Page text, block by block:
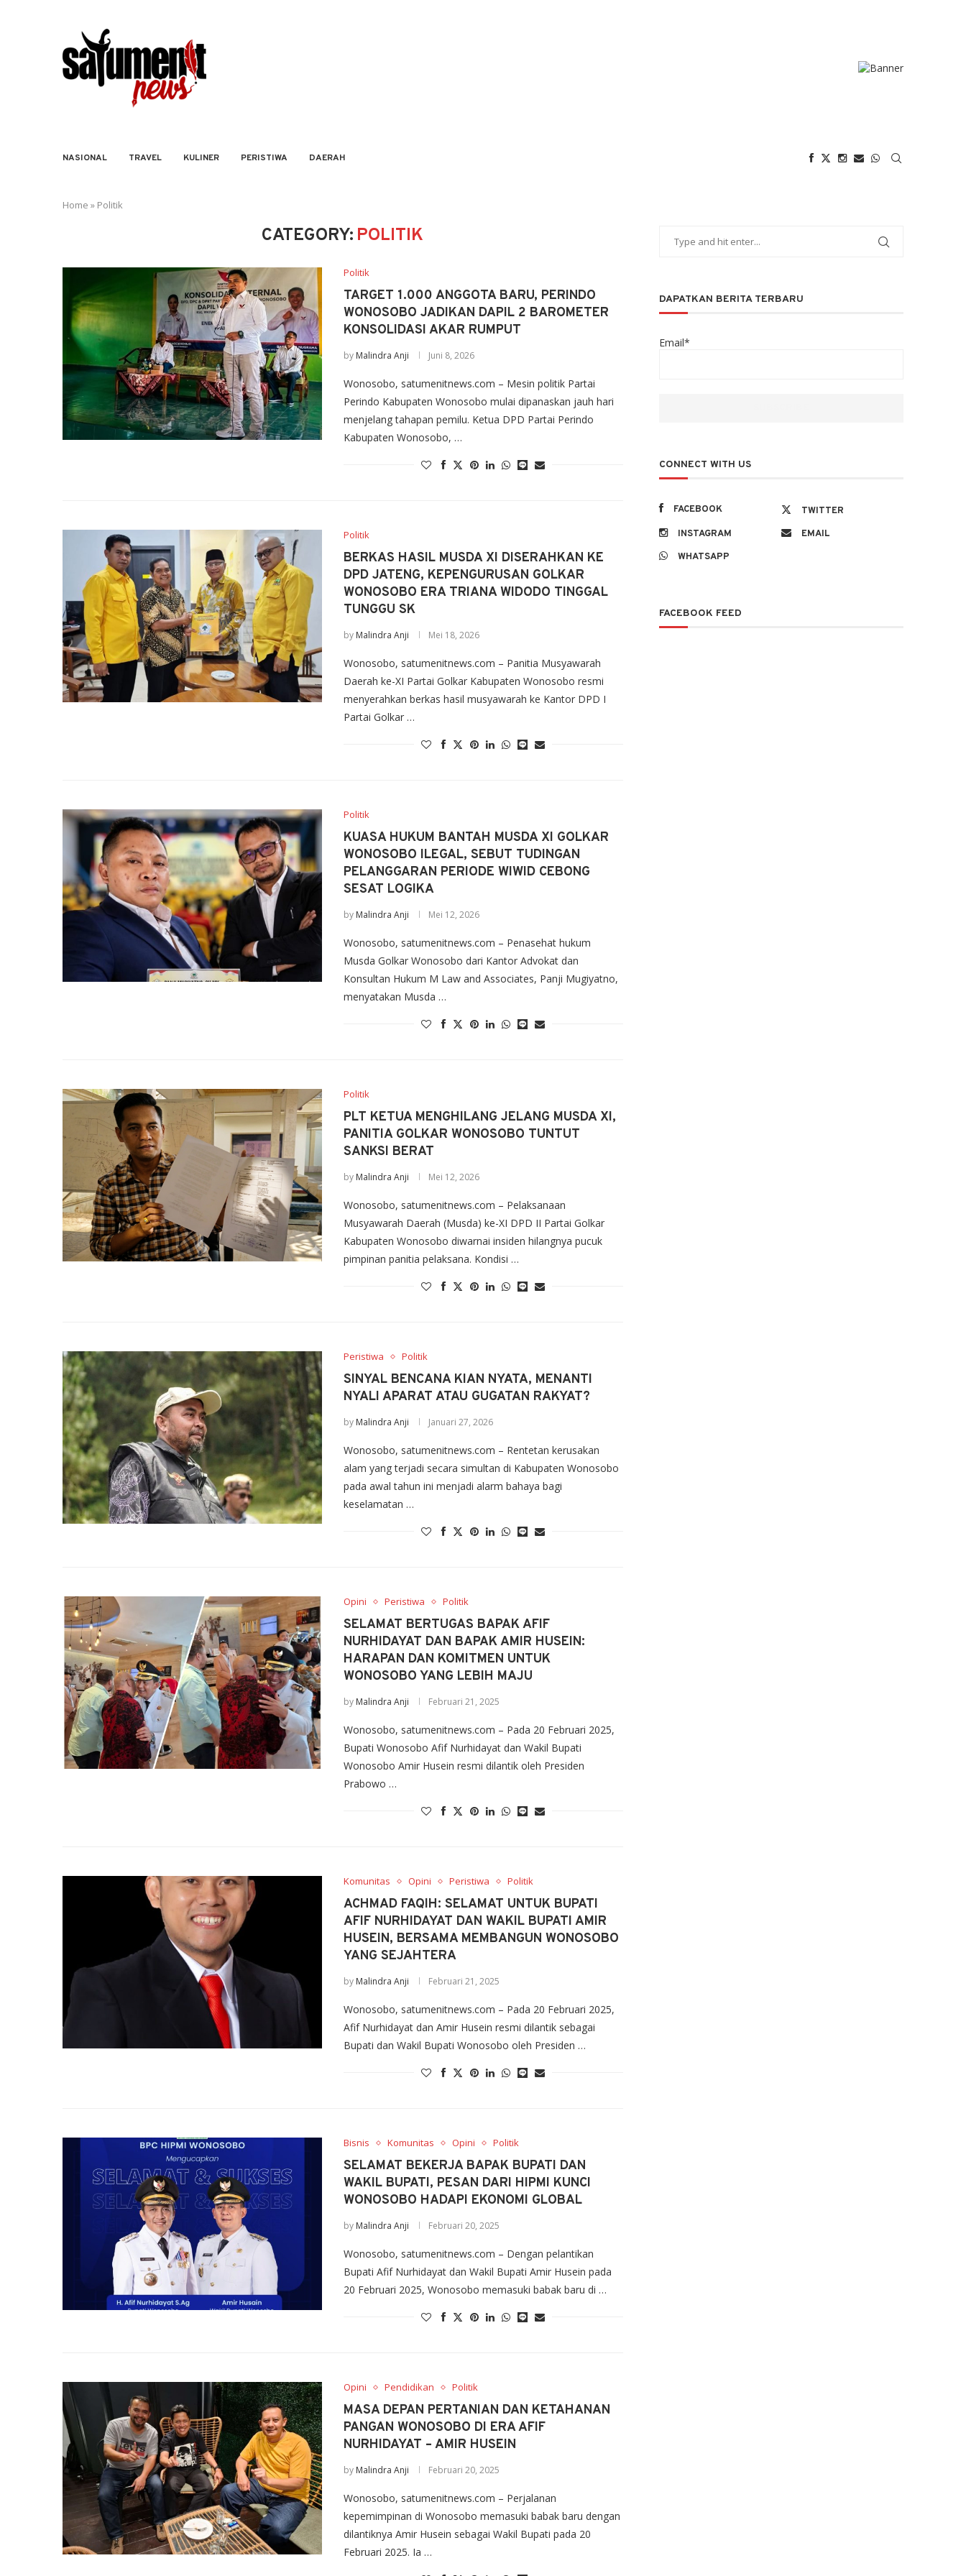
NASIONAL TRAVEL KULINER PERISTIWA DAERAH
Home » Politik
CATEGORY: POLITIK
Politik
TARGET 1.000 ANGGOTA BARU, PERINDO
WONOSOBO JADIKAN DAPIL 2 BAROMETER
KONSOLIDASI AKAR RUMPUT
by Malindra Anji Juni 8, 2026
Wonosobo, satumenitnews.com – Mesin politik Partai
Perindo Kabupaten Wonosobo mulai dipanaskan jauh hari
menjelang tahapan pemilu. Ketua DPD Partai Perindo
Kabupaten Wonosobo, …
Politik
BERKAS HASIL MUSDA XI DISERAHKAN KE
DPD JATENG, KEPENGURUSAN GOLKAR
WONOSOBO ERA TRIANA WIDODO TINGGAL
TUNGGU SK
by Malindra Anji Mei 18, 2026
Wonosobo, satumenitnews.com – Panitia Musyawarah
Daerah ke-XI Partai Golkar Kabupaten Wonosobo resmi
menyerahkan berkas hasil musyawarah ke Kantor DPD I
Partai Golkar …
Politik
KUASA HUKUM BANTAH MUSDA XI GOLKAR
WONOSOBO ILEGAL, SEBUT TUDINGAN
PELANGGARAN PERIODE WIWID CEBONG
SESAT LOGIKA
by Malindra Anji Mei 12, 2026
Wonosobo, satumenitnews.com – Penasehat hukum
Musda Golkar Wonosobo dari Kantor Advokat dan
Konsultan Hukum M Law and Associates, Panji Mugiyatno,
menyatakan Musda …
Politik
PLT KETUA MENGHILANG JELANG MUSDA XI,
PANITIA GOLKAR WONOSOBO TUNTUT
SANKSI BERAT
by Malindra Anji Mei 12, 2026
Wonosobo, satumenitnews.com – Pelaksanaan
Musyawarah Daerah (Musda) ke-XI DPD II Partai Golkar
Kabupaten Wonosobo diwarnai insiden hilangnya pucuk
pimpinan panitia pelaksana. Kondisi …
Peristiwa Politik
SINYAL BENCANA KIAN NYATA, MENANTI
NYALI APARAT ATAU GUGATAN RAKYAT?
by Malindra Anji Januari 27, 2026
Wonosobo, satumenitnews.com – Rentetan kerusakan
alam yang terjadi secara simultan di Kabupaten Wonosobo
pada awal tahun ini menjadi alarm bahaya bagi
keselamatan …
Opini Peristiwa Politik
SELAMAT BERTUGAS BAPAK AFIF
NURHIDAYAT DAN BAPAK AMIR HUSEIN:
HARAPAN DAN KOMITMEN UNTUK
WONOSOBO YANG LEBIH MAJU
by Malindra Anji Februari 21, 2025
Wonosobo, satumenitnews.com – Pada 20 Februari 2025,
Bupati Wonosobo Afif Nurhidayat dan Wakil Bupati
Wonosobo Amir Husein resmi dilantik oleh Presiden
Prabowo …
Komunitas Opini Peristiwa Politik
ACHMAD FAQIH: SELAMAT UNTUK BUPATI
AFIF NURHIDAYAT DAN WAKIL BUPATI AMIR
HUSEIN, BERSAMA MEMBANGUN WONOSOBO
YANG SEJAHTERA
by Malindra Anji Februari 21, 2025
Wonosobo, satumenitnews.com – Pada 20 Februari 2025,
Afif Nurhidayat dan Amir Husein resmi dilantik sebagai
Bupati dan Wakil Bupati Wonosobo oleh Presiden …
Bisnis Komunitas Opini Politik
SELAMAT BEKERJA BAPAK BUPATI DAN
WAKIL BUPATI, PESAN DARI HIPMI KUNCI
WONOSOBO HADAPI EKONOMI GLOBAL
by Malindra Anji Februari 20, 2025
Wonosobo, satumenitnews.com – Dengan pelantikan
Bupati Afif Nurhidayat dan Wakil Bupati Amir Husein pada
20 Februari 2025, Wonosobo memasuki babak baru di …
Opini Pendidikan Politik
MASA DEPAN PERTANIAN DAN KETAHANAN
PANGAN WONOSOBO DI ERA AFIF
NURHIDAYAT – AMIR HUSEIN
by Malindra Anji Februari 20, 2025
Wonosobo, satumenitnews.com – Perjalanan
kepemimpinan di Wonosobo memasuki babak baru dengan
dilantiknya Amir Husein sebagai Wakil Bupati pada 20
Februari 2025. Ia …
DAPATKAN BERITA TERBARU
Email*
CONNECT WITH US
FACEBOOK
TWITTER
INSTAGRAM
EMAIL
WHATSAPP
FACEBOOK FEED